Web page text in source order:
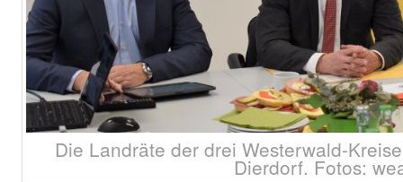
Die Landräte der drei Westerwald-
Dierdorf. Fotos: